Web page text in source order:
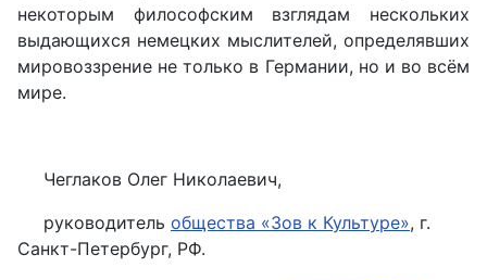
некоторым философским взглядам нескольких
выдающихся немецких мыслителей, определявших
мировоззрение не только в Германии, но и во всём
мире.
Чеглаков Олег Николаевич,
руководитель общества «Зов к Культуре», г.
Санкт-Петербург, РФ.